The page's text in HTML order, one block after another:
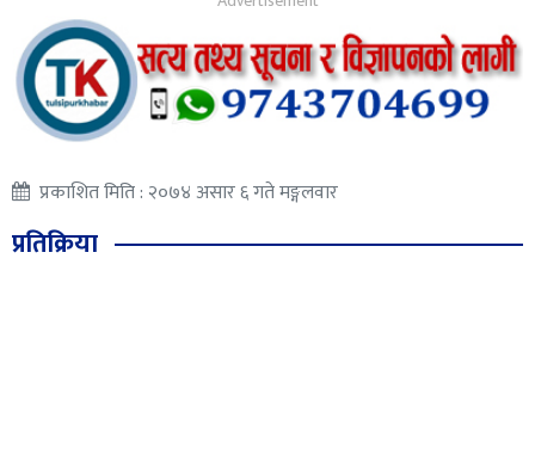
प्रकाशित मिति : २०७४ असार ६ गते मङ्गलवार
प्रतिक्रिया